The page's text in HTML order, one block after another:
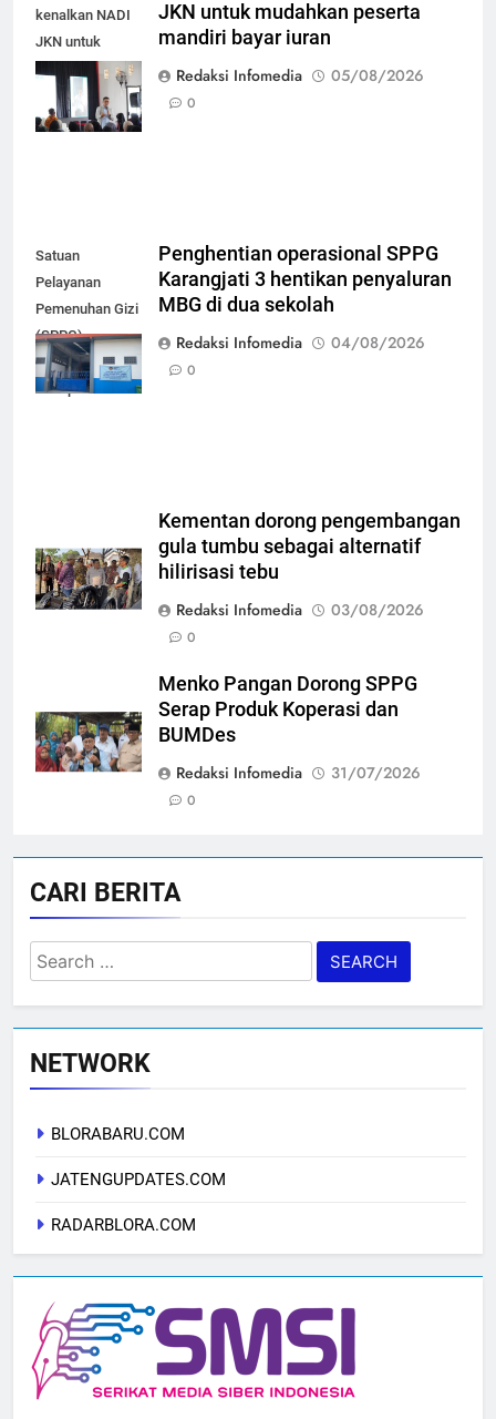
kenalkan NADI
JKN untuk
mudahkan
peserta mandiri
bayar iuran
JKN untuk mudahkan peserta
mandiri bayar iuran
Redaksi Infomedia
05/08/2026
0
Satuan
Pelayanan
Pemenuhan Gizi
(SPPG)
Karangjati 3 di
Kabupaten Blora
Penghentian operasional SPPG
Karangjati 3 hentikan penyaluran
MBG di dua sekolah
Redaksi Infomedia
04/08/2026
0
Kementan dorong pengembangan
gula tumbu sebagai alternatif
hilirisasi tebu
Redaksi Infomedia
03/08/2026
0
Menko Pangan Dorong SPPG
Serap Produk Koperasi dan
BUMDes
Redaksi Infomedia
31/07/2026
0
CARI BERITA
Search
for:
NETWORK
BLORABARU.COM
JATENGUPDATES.COM
RADARBLORA.COM